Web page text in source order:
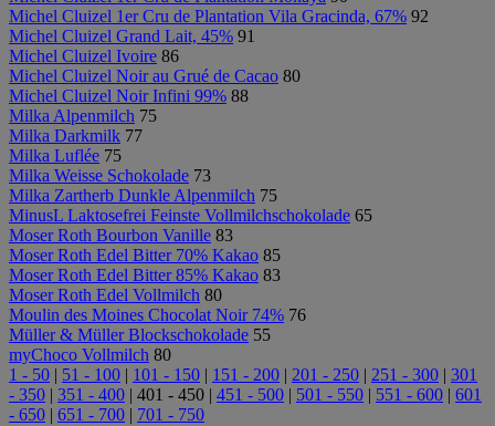
Michel Cluizel 1er Cru de Plantation Vila Gracinda, 67% 92
Michel Cluizel Grand Lait, 45% 91
Michel Cluizel Ivoire 86
Michel Cluizel Noir au Grué de Cacao 80
Michel Cluizel Noir Infini 99% 88
Milka Alpenmilch 75
Milka Darkmilk 77
Milka Luflée 75
Milka Weisse Schokolade 73
Milka Zartherb Dunkle Alpenmilch 75
MinusL Laktosefrei Feinste Vollmilchschokolade 65
Moser Roth Bourbon Vanille 83
Moser Roth Edel Bitter 70% Kakao 85
Moser Roth Edel Bitter 85% Kakao 83
Moser Roth Edel Vollmilch 80
Moulin des Moines Chocolat Noir 74% 76
Müller & Müller Blockschokolade 55
myChoco Vollmilch 80
1 - 50 | 51 - 100 | 101 - 150 | 151 - 200 | 201 - 250 | 251 - 300 | 301
- 350 | 351 - 400 | 401 - 450 | 451 - 500 | 501 - 550 | 551 - 600 | 601
- 650 | 651 - 700 | 701 - 750